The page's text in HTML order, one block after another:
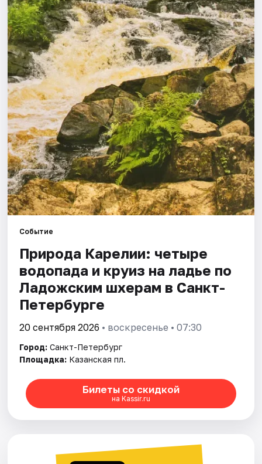
Города
Площадки
Артисты
Рейтинги
Событие
Природа Карелии: четыре
водопада и круиз на ладье по
Ладожским шхерам в Санкт-
Петербурге
20 сентября 2026 • воскресенье • 07:30
Город: Санкт-Петербург
Площадка: Казанская пл.
Билеты со скидкой
на Kassir.ru